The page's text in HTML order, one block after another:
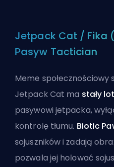
Jetpack Cat / Fika
Pasyw Tactician
Meme społecznościowy
Jetpack Cat ma stały lot
pasywowi jetpacka,
kontrolę tłumu. Biotic
sojuszników i zadają
pozwala jej holować